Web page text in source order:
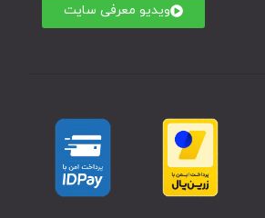
ویدیو معرفی سایت